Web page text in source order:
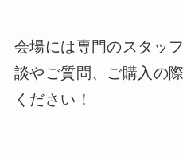
会場には専門のスタッ
談やご質問、ご購入の
ください！